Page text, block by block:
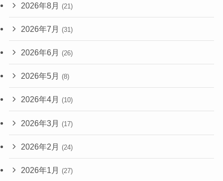
2026年8月 (21)
2026年7月 (31)
2026年6月 (26)
2026年5月 (8)
2026年4月 (10)
2026年3月 (17)
2026年2月 (24)
2026年1月 (27)